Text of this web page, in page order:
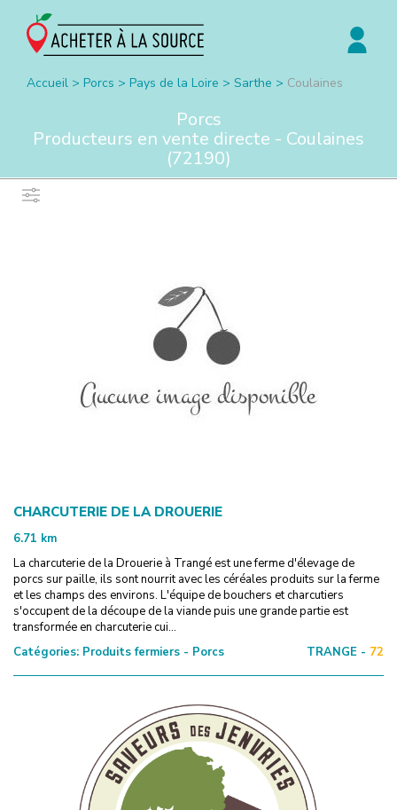
Accueil > Porcs > Pays de la Loire > Sarthe > Coulaines
Porcs
Producteurs en vente directe - Coulaines
(72190)
CHARCUTERIE DE LA DROUERIE
6.71 km
La charcuterie de la Drouerie à Trangé est une ferme d'élevage de
porcs sur paille, ils sont nourrit avec les céréales produits sur la ferme
et les champs des environs. L'équipe de bouchers et charcutiers
s'occupent de la découpe de la viande puis une grande partie est
transformée en charcuterie cui...
Catégories: Produits fermiers - Porcs TRANGE - 72